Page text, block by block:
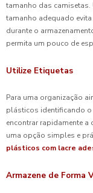
tamanho das camisetas.
tamanho adequado
durante o
permita um pouco de
Utilize Etiquetas
Para uma organização
plásticos identificando
encontrar rapidamente
uma opção simples e
plásticos com lacre
Armazene de Forma